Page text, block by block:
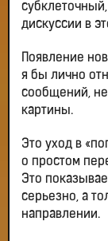
дискуссии в
Появление
я бы лично
сообщений,
картины.
Это уход в
о простом
Это
серьезно, а
направлении.